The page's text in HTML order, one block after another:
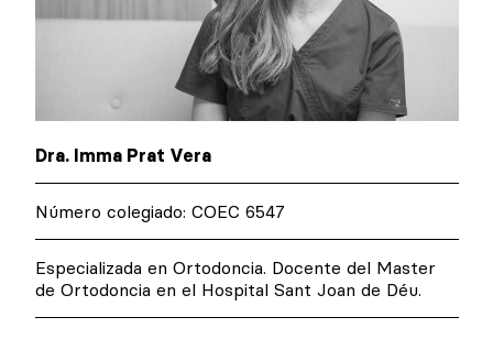
Dra. Imma Prat Vera
Número colegiado: COEC 6547
Especializada en Ortodoncia. Docente del Master
de Ortodoncia en el Hospital Sant Joan de Déu.